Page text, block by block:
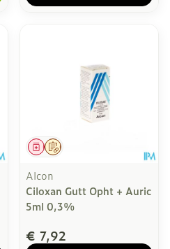
Op voorschrift
Geneesmiddel
Alcon
Ciloxan Gutt Opht + Auric
5ml 0,3%
€ 7,92